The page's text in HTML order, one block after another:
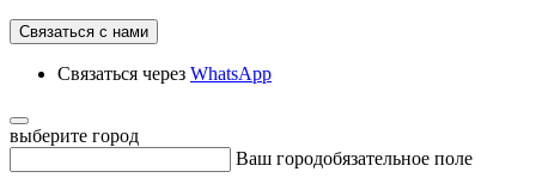
Связаться с нами
Связаться через WhatsApp
выберите город
Ваш городобязательное поле